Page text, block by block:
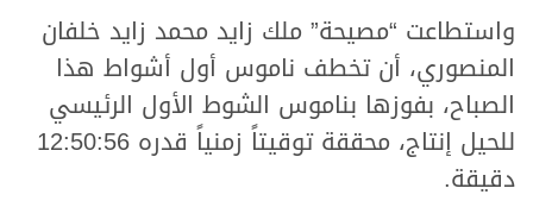
واستطاعت “مصيحة” ملك زايد محمد زايد خلفان
المنصوري، أن تخطف ناموس أول أشواط هذا
الصباح، بفوزها بناموس الشوط الأول الرئيسي
للحيل إنتاج، محققة توقيتاً زمنياً قدره 12:50:56
دقيقة.